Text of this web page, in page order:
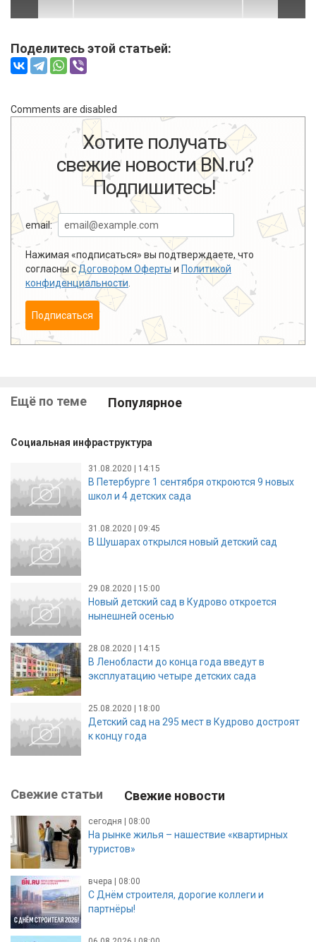
Поделитесь этой статьей:
Comments are disabled
Хотите получать
свежие новости BN.ru?
Подпишитесь!
email:
Нажимая «подписаться» вы подтверждаете, что
согласны сДоговором Оферты и Политикой
конфиденциальности
Подписаться
Ещё по теме Популярное
Социальная инфраструктура
31.08.2020 | 14:15
В Петербурге 1 сентября откроются 9 новых
школ и 4 детских сада
31.08.2020 | 09:45
В Шушарах открылся новый детский сад
29.08.2020 | 15:00
Новый детский сад в Кудрово откроется
нынешней осенью
28.08.2020 | 14:15
В Ленобласти до конца года введут в
эксплуатацию четыре детских сада
25.08.2020 | 18:00
Детский сад на 295 мест в Кудрово достроят
к концу года
Свежие статьи Свежие новости
сегодня | 08:00
На рынке жилья – нашествие «квартирных
туристов»
вчера | 08:00
С Днём строителя, дорогие коллеги и
партнёры!